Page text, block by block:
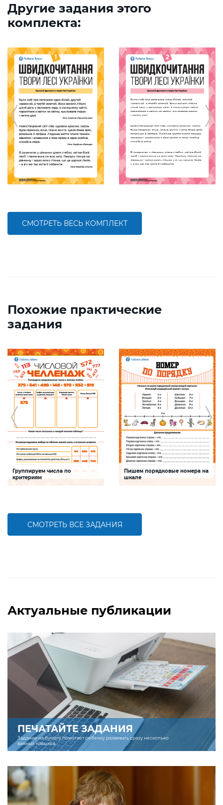
Другие задания этого
комплекта:
СМОТРЕТЬ ВЕСЬ КОМПЛЕКТ
Похожие практические
задания
Группируем числа по
критериям
Пишем порядковые номера на
шкале
работать с числами первого десятка
СМОТРЕТЬ ВСЕ ЗАДАНИЯ
Актуальные публикации
ПЕЧАТАЙТЕ ЗАДАНИЯ
Задание на бумаге помогает ребенку развивать сразу несколько
важных навыков.